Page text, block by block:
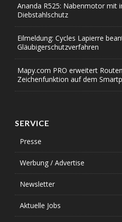
Ananda R525: Nabenmotor mit
Diebstahlschutz
Eilmeldung: Cycles Lapierre
Gläubigerschutzverfahren
Mapy.com PRO erweitert
Zeichenfunktion auf dem
SERVICE
Presse
Werbung / Advertise
Newsletter
Aktuelle Jobs